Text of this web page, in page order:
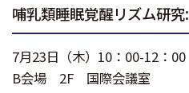
哺乳類睡眠覚醒リズム研
7月23日（木）10：00-12：00
B会場 2F 国際会議室